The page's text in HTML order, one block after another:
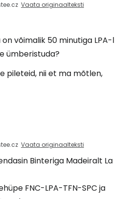
Vaata originaalteksti
võimalik 50 minutiga LPA-l
ümberistuda?
pileteid, nii et ma mõtlen,
Vaata originaalteksti
Binteriga Madeiralt La
FNC-LPA-TFN-SPC ja